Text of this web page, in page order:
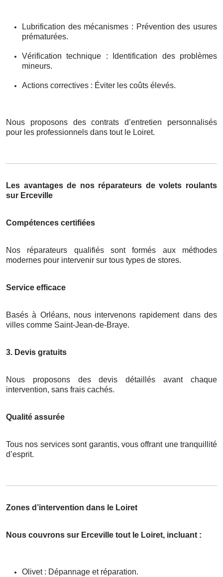
Lubrification des mécanismes : Prévention des usures
prématurées.
Vérification technique : Identification des problèmes
mineurs.
Actions correctives : Éviter les coûts élevés.
Nous proposons des contrats d’entretien personnalisés
pour les professionnels dans tout le Loiret.
Les avantages de nos réparateurs de volets roulants
sur Erceville
Compétences certifiées
Nos réparateurs qualifiés sont formés aux méthodes
modernes pour intervenir sur tous types de stores.
Service efficace
Basés à Orléans, nous intervenons rapidement dans des
villes comme Saint-Jean-de-Braye.
3. Devis gratuits
Nous proposons des devis détaillés avant chaque
intervention, sans frais cachés.
Qualité assurée
Tous nos services sont garantis, vous offrant une tranquillité
d’esprit.
Zones d’intervention dans le Loiret
Nous couvrons sur Erceville tout le Loiret, incluant :
Olivet : Dépannage et réparation.